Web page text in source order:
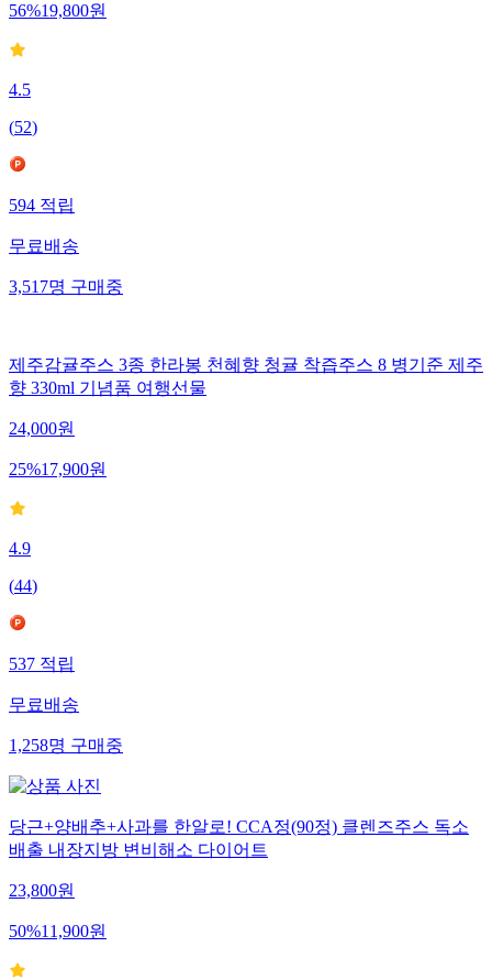
56%19,800원
4.5
(52)
594 적립
무료배송
3,517명 구매중
제주감귤주스 3종 한라봉 천혜향 청귤 착즙주스 8 병기준 제주
향 330ml 기념품 여행선물
24,000원
25%17,900원
4.9
(44)
537 적립
무료배송
1,258명 구매중
당근+양배추+사과를 한알로! CCA정(90정) 클렌즈주스 독소
배출 내장지방 변비해소 다이어트
23,800원
50%11,900원